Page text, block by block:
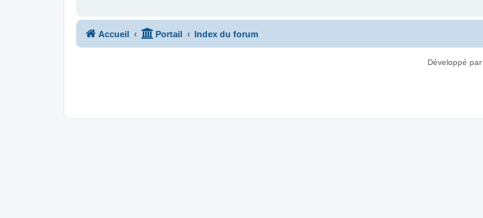
Accueil Portail Index du forum
Développé par